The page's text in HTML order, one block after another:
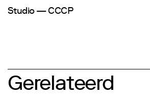
Studio — CCCP
Gerelateerd